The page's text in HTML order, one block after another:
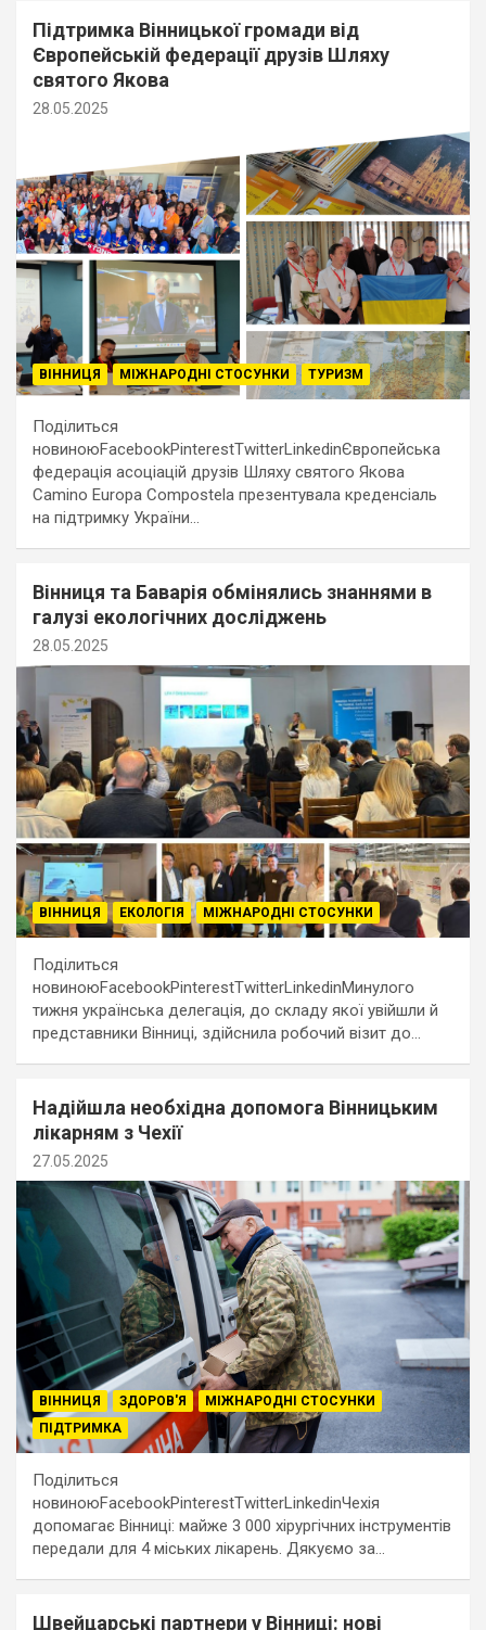
Підтримка Вінницької громади від
Європейській федерації друзів Шляху
святого Якова
28.05.2025
ВІННИЦЯ МІЖНАРОДНІ СТОСУНКИ ТУРИЗМ
Поділиться
новиноюFacebookPinterestTwitterLinkedinЄвропейська
федерація асоціацій друзів Шляху святого Якова
Camino Europa Compostela презентувала креденсіаль
на підтримку України…
Вінниця та Баварія обмінялись знаннями в
галузі екологічних досліджень
28.05.2025
ВІННИЦЯ ЕКОЛОГІЯ МІЖНАРОДНІ СТОСУНКИ
Поділиться
новиноюFacebookPinterestTwitterLinkedinМинулого
тижня українська делегація, до складу якої увійшли й
представники Вінниці, здійснила робочий візит до…
Надійшла необхідна допомога Вінницьким
лікарням з Чехії
27.05.2025
ВІННИЦЯ ЗДОРОВ'Я
МІЖНАРОДНІ СТОСУНКИ
ПІДТРИМКА
Поділиться
новиноюFacebookPinterestTwitterLinkedinЧехія
допомагає Вінниці: майже 3 000 хірургічних інструментів
передали для 4 міських лікарень. Дякуємо за…
Швейцарські партнери у Вінниці: нові